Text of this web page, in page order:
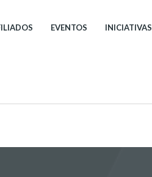
EVENTOS INICIATIVAS